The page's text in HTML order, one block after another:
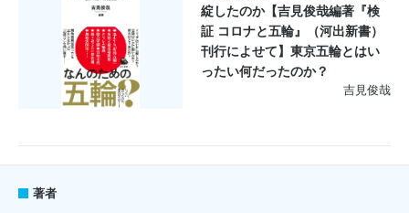
綻したのか【吉見俊哉編著『検
証 コロナと五輪』（河出新書）
刊行によせて】東京五輪とはい
ったい何だったのか？
吉見俊哉
著者